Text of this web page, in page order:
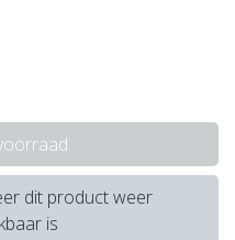
dit product weer
is